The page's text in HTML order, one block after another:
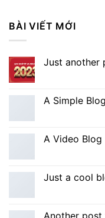
BÀI VIẾT MỚI
Just another
A Simple
A Video Blog
Just a cool